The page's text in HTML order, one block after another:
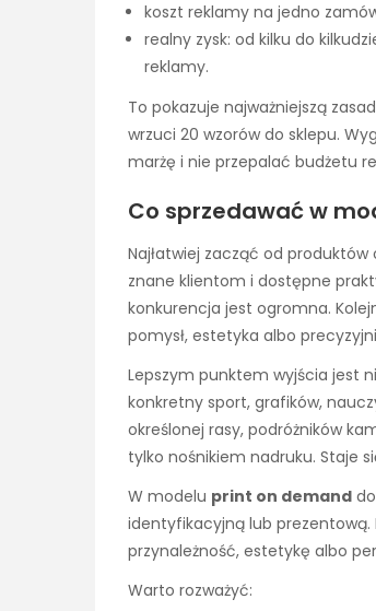
koszt reklamy na jedno
realny zysk: od kilku do
reklamy.
To pokazuje najważniejszą
wrzuci 20 wzorów do sklepu.
marżę i nie przepalać budżetu
Co sprzedawać w
Najłatwiej zacząć od produktów
znane klientom i dostępne
konkurencja jest ogromna.
pomysł, estetyka albo
Lepszym punktem wyjścia jest
konkretny sport, grafików,
określonej rasy, podróżników
tylko nośnikiem nadruku. Staje
W modelu print on demand
identyfikacyjną lub prezentową.
przynależność, estetykę albo
Warto rozważyć: